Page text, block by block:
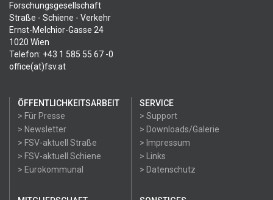
Forschungsgesellschaft
Straße - Schiene - Verkehr
Ernst-Melchior-Gasse 24
1020 Wien
Telefon: +43 1 585 55 67 -0
office(at)fsv.at
ÖFFENTLICHKEITSARBEIT
> Für Presse
> Newsletter
> FSV-aktuell Straße
> FSV-aktuell Schiene
> Eurokommunal
SERVICE
> Support
> Downloads/Galerie
> Impressum
> Links
> Datenschutz